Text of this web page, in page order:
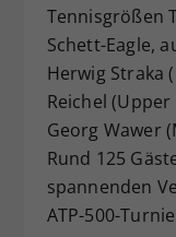
Tennisgrößen
Schett-Eagle,
Herwig Straka
Reichel
Georg Wawer
Rund 125
spannenden
ATP-500-